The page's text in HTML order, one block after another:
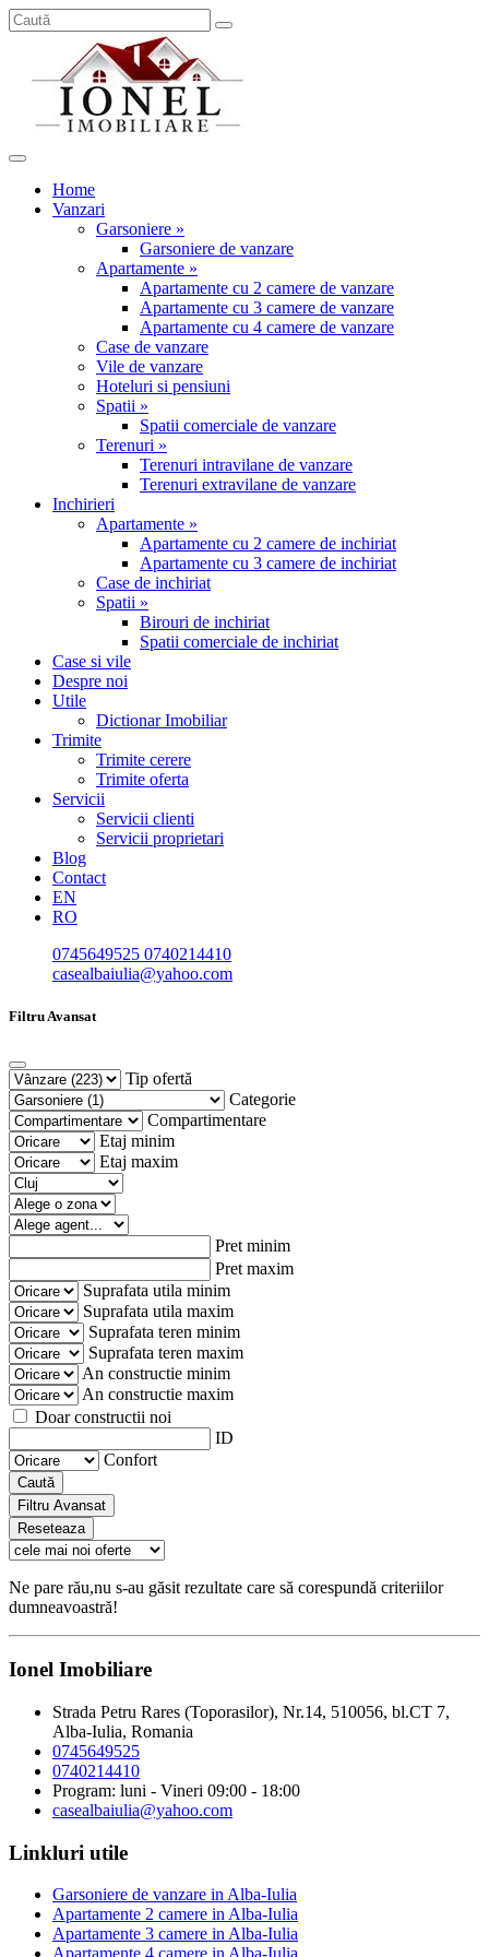
Home
Vanzari
Garsoniere »
Garsoniere de vanzare
Apartamente »
Apartamente cu 2 camere de vanzare
Apartamente cu 3 camere de vanzare
Apartamente cu 4 camere de vanzare
Case de vanzare
Vile de vanzare
Hoteluri si pensiuni
Spatii »
Spatii comerciale de vanzare
Terenuri »
Terenuri intravilane de vanzare
Terenuri extravilane de vanzare
Inchirieri
Apartamente »
Apartamente cu 2 camere de inchiriat
Apartamente cu 3 camere de inchiriat
Case de inchiriat
Spatii »
Birouri de inchiriat
Spatii comerciale de inchiriat
Case si vile
Despre noi
Utile
Dictionar Imobiliar
Trimite
Trimite cerere
Trimite oferta
Servicii
Servicii clienti
Servicii proprietari
Blog
Contact
EN
RO
0745649525 0740214410
casealbaiulia@yahoo.com
Filtru Avansat
Tip ofertă
Categorie
Compartimentare
Etaj minim
Etaj maxim
Pret minim
Pret maxim
Suprafata utila minim
Suprafata utila maxim
Suprafata teren minim
Suprafata teren maxim
An constructie minim
An constructie maxim
Doar constructii noi
ID
Confort
Caută
Filtru Avansat
Reseteaza
Ne pare rău,nu s-au găsit rezultate care să corespundă criteriilor
dumneavoastră!
Ionel Imobiliare
Strada Petru Rares (Toporasilor), Nr.14, 510056, bl.CT 7,
Alba-Iulia, Romania
0745649525
0740214410
Program: luni - Vineri 09:00 - 18:00
casealbaiulia@yahoo.com
Linkluri utile
Garsoniere de vanzare in Alba-Iulia
Apartamente 2 camere in Alba-Iulia
Apartamente 3 camere in Alba-Iulia